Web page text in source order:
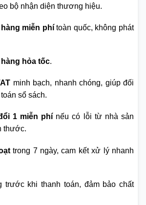
bộ nhận diện thương hiệu.
miễn phítoàn quốc, không phát
hỏa tốc.
minh bạch, nhanh chóng, giúp đối
sổ sách.
1 miễn phí nếu có lỗi từ nhà sản
thước.
trong 7 ngày, cam kết xử lý nhanh
trước khi thanh toán, đảm bảo chất